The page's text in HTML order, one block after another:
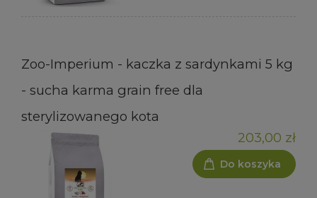
Zoo-Imperium - kaczka z sardynkami 5 kg
- sucha karma grain free dla
sterylizowanego kota
203,00 zł
Do koszyka